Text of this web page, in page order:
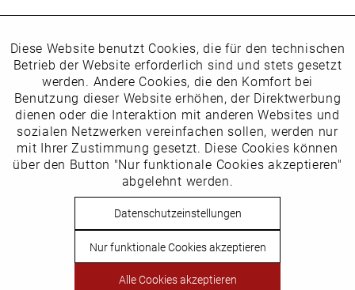
Folgen Sie uns auf Instagram
horsch_schuhe
Newsletter
Datenschutzbestimmungenhabe ich zur Kenntnis
vom Newsletter abmelden.
Vertrag widerrufen
Funktionale Aktiv
Marketing Inaktiv
Tracking Inaktiv
Inaktiv
Diese Website benutzt Cookies, die für den technischen
Betrieb der Website erforderlich sind und stets gesetzt
werden. Andere Cookies, die den Komfort bei
Benutzung dieser Website erhöhen, der Direktwerbung
dienen oder die Interaktion mit anderen Websites und
sozialen Netzwerken vereinfachen sollen, werden nur
mit Ihrer Zustimmung gesetzt. Diese Cookies können
über den Button "Nur funktionale Cookies akzeptieren"
abgelehnt werden.
Datenschutzeinstellungen
Nur funktionale Cookies akzeptieren
Alle Cookies akzeptieren